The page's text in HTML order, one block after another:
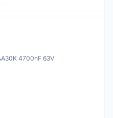
4700nF 63V